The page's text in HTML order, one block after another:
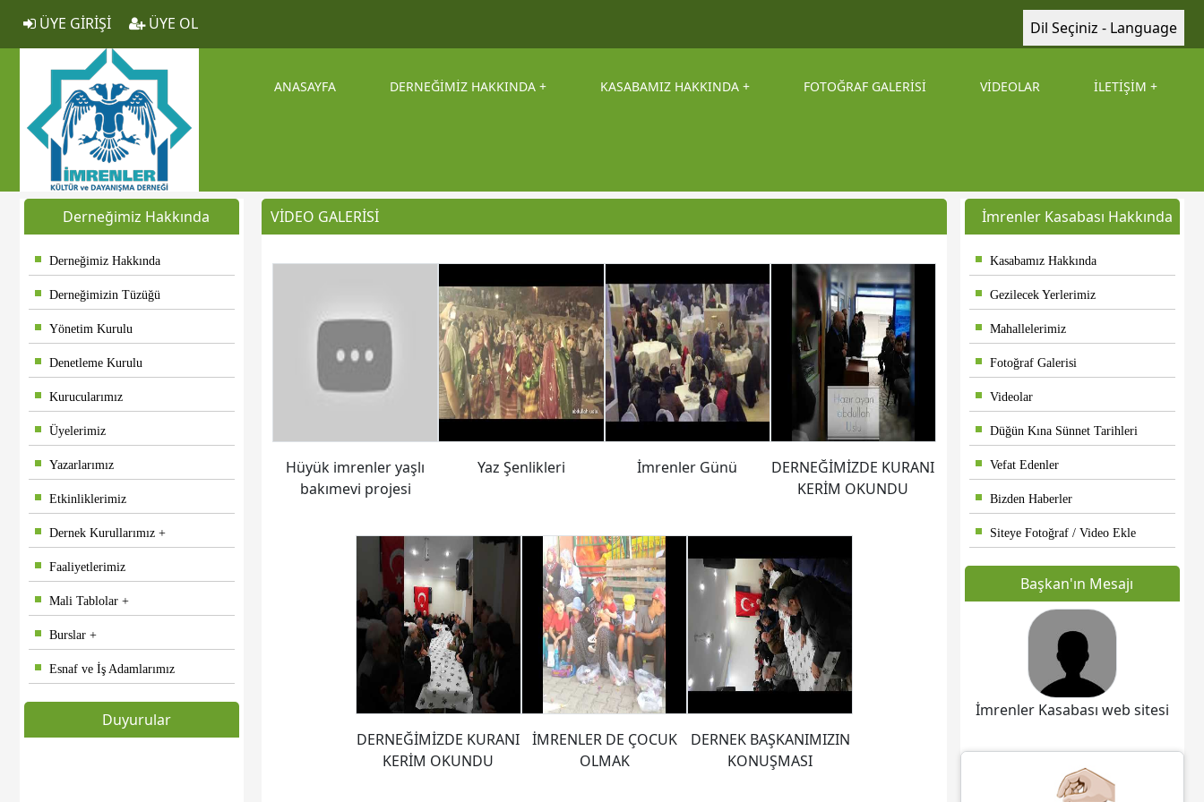
Dil Seçiniz - Language
ÜYE GİRİŞİ ÜYE OL
ANASAYFA DERNEĞİMİZ HAKKINDA KASABAMIZ HAKKINDA FOTOĞRAF GALERİSİ VİDEOLAR İLETİŞİM
Derneğimiz Hakkında
Derneğimiz Hakkında
Derneğimizin Tüzüğü
Yönetim Kurulu
Denetleme Kurulu
Kurucularımız
Üyelerimiz
Yazarlarımız
Etkinliklerimiz
Dernek Kurullarımız
Faaliyetlerimiz
Mali Tablolar
Burslar
Esnaf ve İş Adamlarımız
Duyurular
VİDEO GALERİSİ
Hüyük imrenler yaşlı
bakımevi projesi
Yaz Şenlikleri İmrenler Günü
DERNEĞİMİZDE KURANI
KERİM OKUNDU
DERNEĞİMİZDE KURANI
KERİM OKUNDU
İMRENLER DE ÇOCUK
OLMAK
DERNEK BAŞKANIMIZIN
KONUŞMASI
İmrenler Kasabası Hakkında
Kasabamız Hakkında
Gezilecek Yerlerimiz
Mahallelerimiz
Fotoğraf Galerisi
Videolar
Düğün Kına Sünnet Tarihleri
Vefat Edenler
Bizden Haberler
Siteye Fotoğraf / Video Ekle
Başkan'ın Mesajı
İmrenler Kasabası web sitesi